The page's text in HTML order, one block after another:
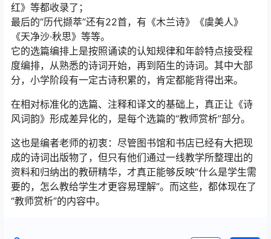
红》等都收录了；
最后的“历代撷萃”还有22首，有《木兰诗》《虞美人》
《天净沙·秋思》等等。
它的选篇编排上是按照诵读的认知规律和年龄特点接受程
度编排，从熟悉的诗词开始，再到陌生的诗词。其中大部
分，小学阶段有一定古诗积累的，肯定都能背得出来。
在相对标准化的选篇、注释和译文的基础上，真正让《诗
风词韵》形成差异化的，是每个选篇的“教师赏析”部分。
这也是编者老师的初衷：尽管图书馆和书店已经有大把现
成的诗词出版物了，但只有他们通过一线教学所整理出的
资料和归纳出的教研精华，才真正能够反映“什么是学生需
要的，怎么教给学生才更容易理解”。而这些，都体现在了
“教师赏析”的内容中。